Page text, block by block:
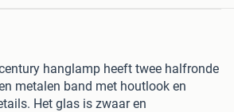
hanglamp heeft twee halfronde
metalen band met houtlook en
Het glas is zwaar en